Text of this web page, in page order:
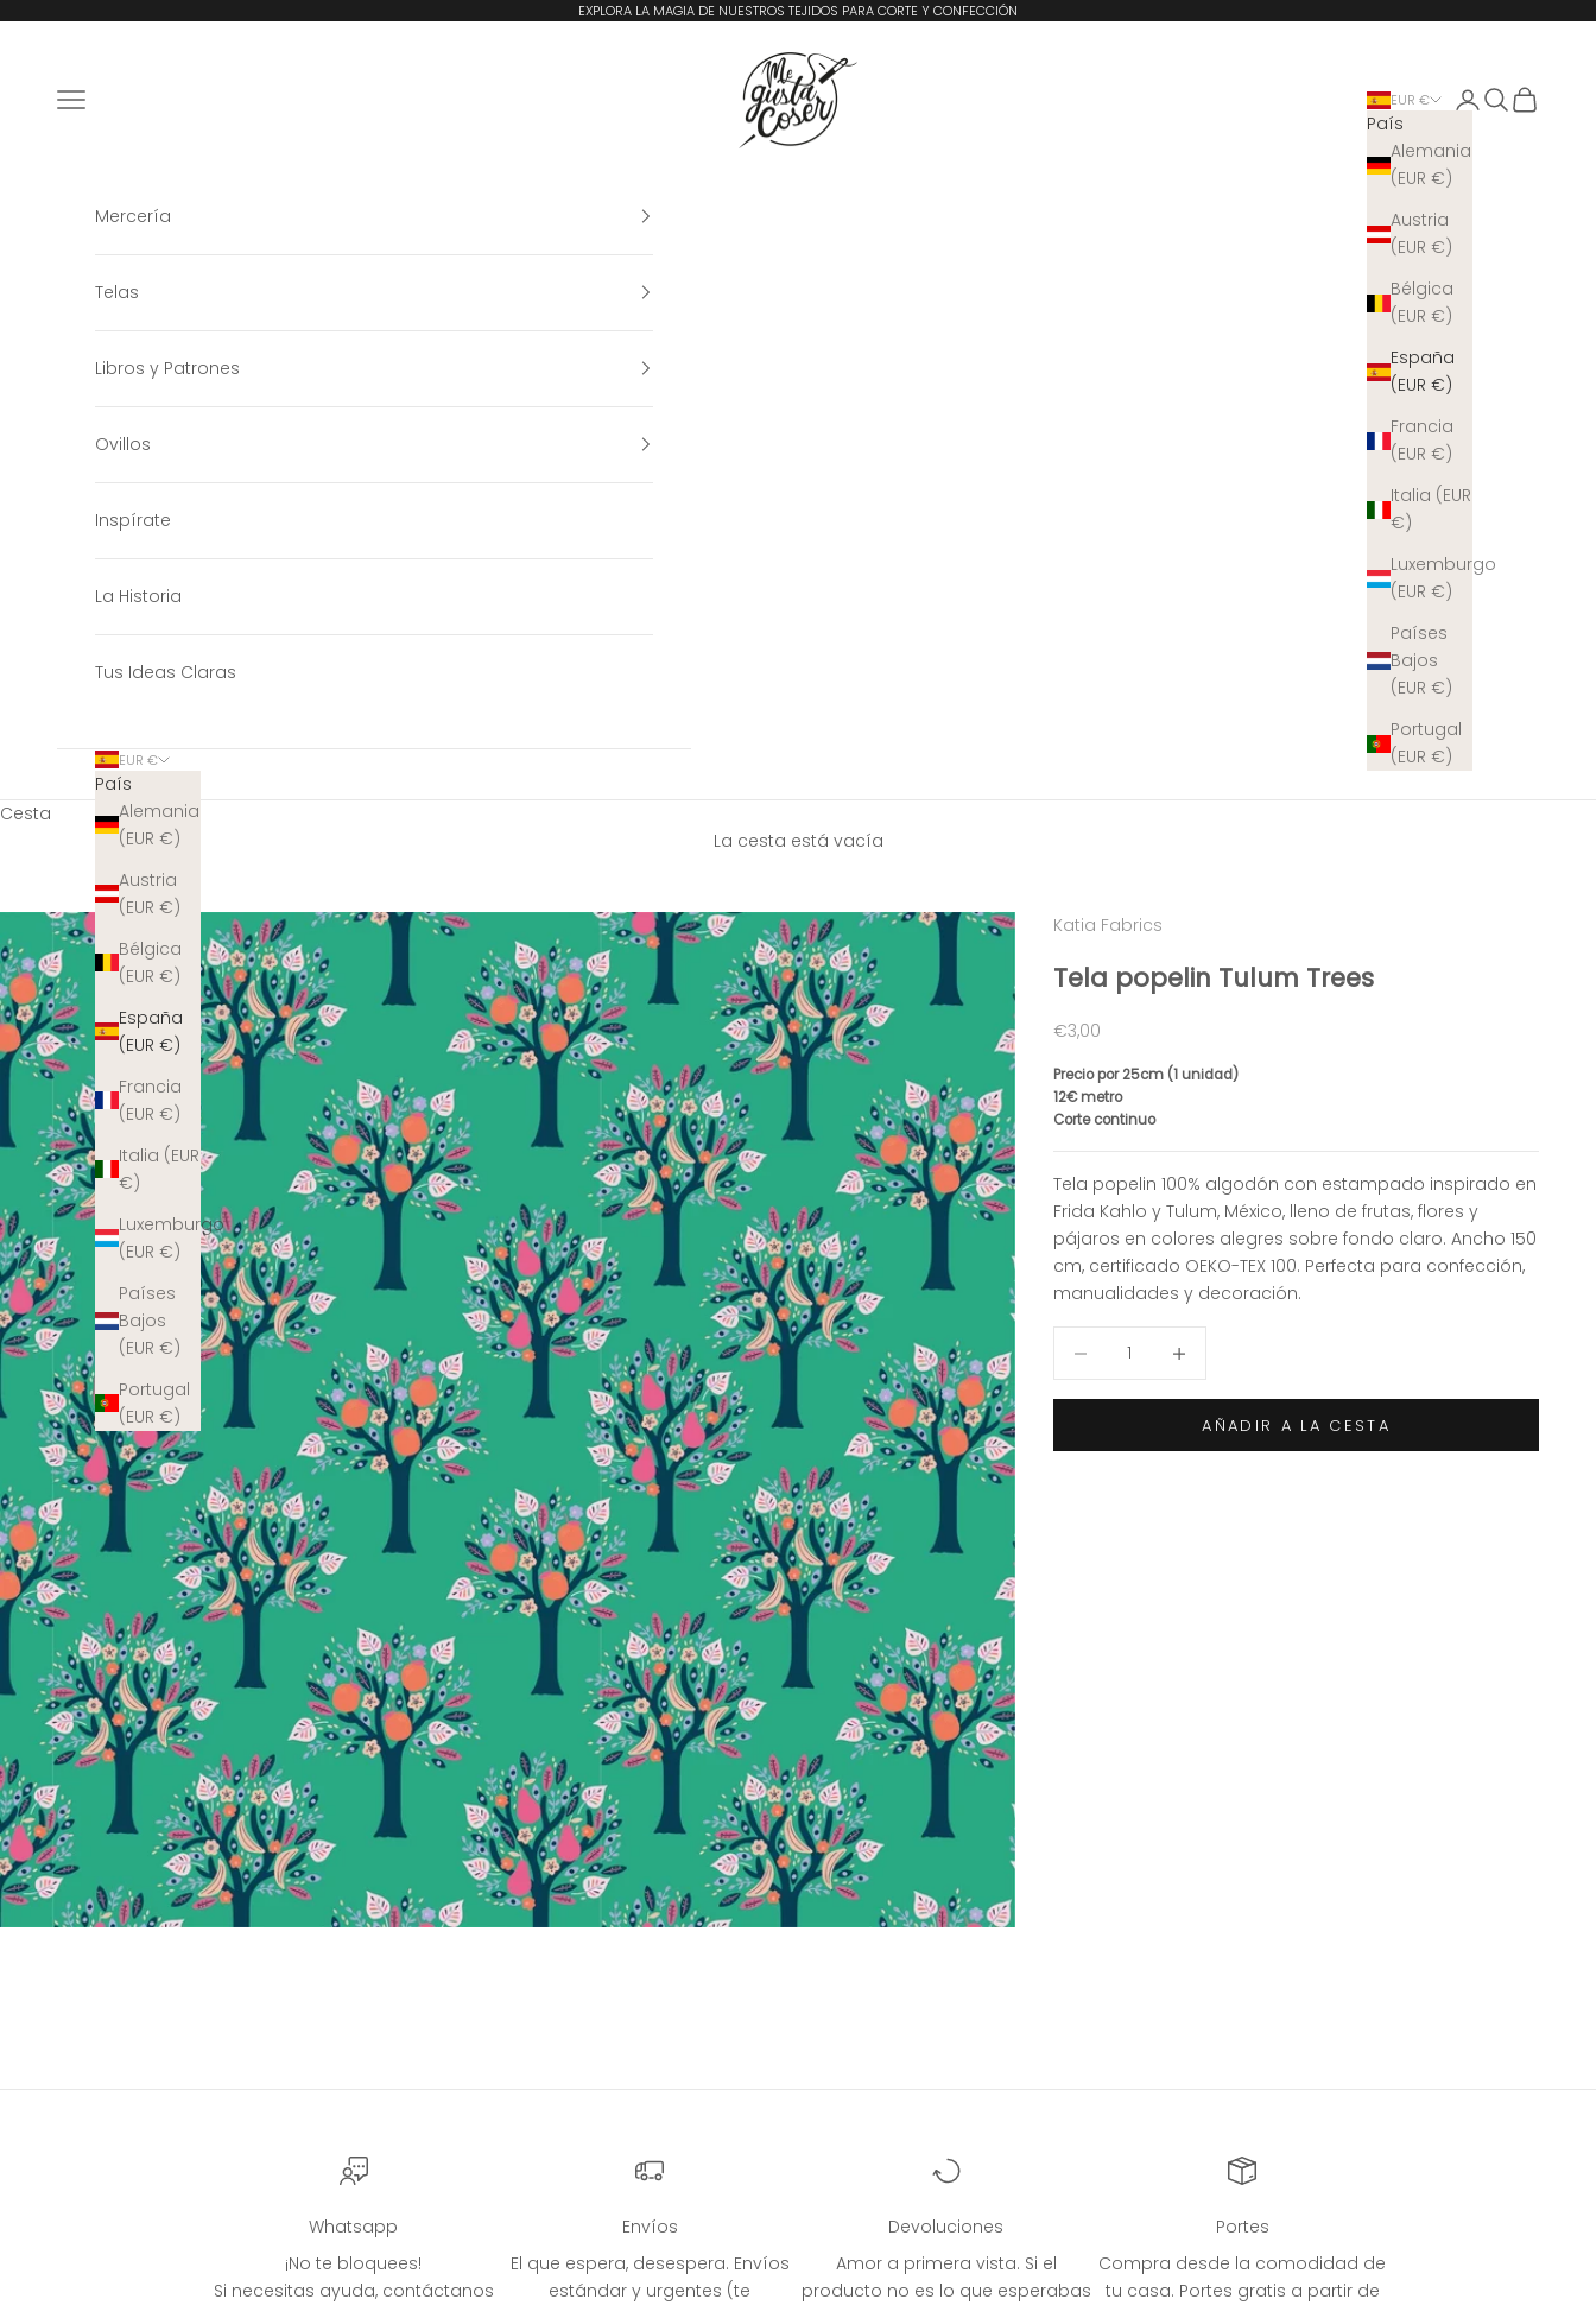
EXPLORA LA MAGIA DE NUESTROS TEJIDOS PARA CORTE Y CONFECCIÓN
Me Gusta Coser
Menú
EUR €
País
Alemania
(EUR €)
Austria
(EUR €)
Bélgica
(EUR €)
España
(EUR €)
Francia
(EUR €)
Italia (EUR
€)
Luxemburgo
(EUR €)
Países
Bajos
(EUR €)
Portugal
(EUR €)
Iniciar sesión
Buscar
Cesta
Mercería
Telas
Libros y Patrones
Ovillos
Inspírate
La Historia
Tus Ideas Claras
EUR €
País
Alemania
(EUR €)
Austria
(EUR €)
Bélgica
(EUR €)
España
(EUR €)
Francia
(EUR €)
Italia (EUR
€)
Luxemburgo
(EUR €)
Países
Bajos
(EUR €)
Portugal
(EUR €)
Cesta
La cesta está vacía
Katia Fabrics
Tela popelin Tulum Trees
Precio de oferta
€3,00
Precio por 25cm (1 unidad)
12€ metro
Corte continuo
Tela popelin 100% algodón con estampado inspirado en
Frida Kahlo y Tulum, México, lleno de frutas, flores y
pájaros en colores alegres sobre fondo claro. Ancho 150
cm, certificado OEKO-TEX 100. Perfecta para confección,
manualidades y decoración.
AÑADIR A LA CESTA
Whatsapp
¡No te bloquees!
Si necesitas ayuda, contáctanos
Envíos
El que espera, desespera. Envíos
estándar y urgentes (te
Devoluciones
Amor a primera vista. Si el
producto no es lo que esperabas
Portes
Compra desde la comodidad de
tu casa. Portes gratis a partir de